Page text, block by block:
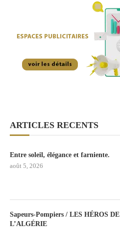
ARTICLES RECENTS
Entre soleil, élégance et farniente.
août 5, 2026
Sapeurs-Pompiers / LES HÉROS DE
L’ALGÉRIE